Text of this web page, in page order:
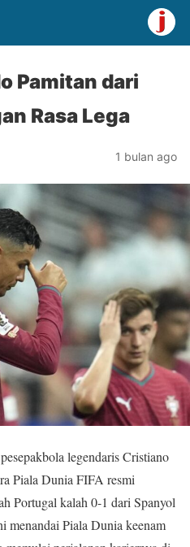
Pamitan dari
Rasa Lega
1 bulan ago
legendaris Cristiano
Piala Dunia FIFA resmi
Portugal kalah 0-1 dari Spanyol
menandai Piala Dunia keenam